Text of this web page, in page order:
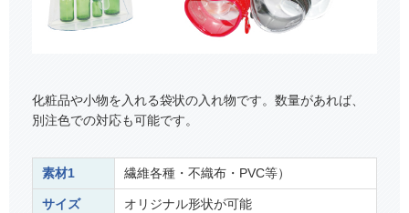
化粧品や小物を入れる袋状の入れ物です。数量があれば、
別注色での対応も可能です。
素材1 繊維各種・不織布・PVC等）
サイズ オリジナル形状が可能